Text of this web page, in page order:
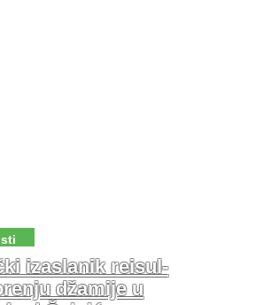
izaslanik reisul-
džamije u